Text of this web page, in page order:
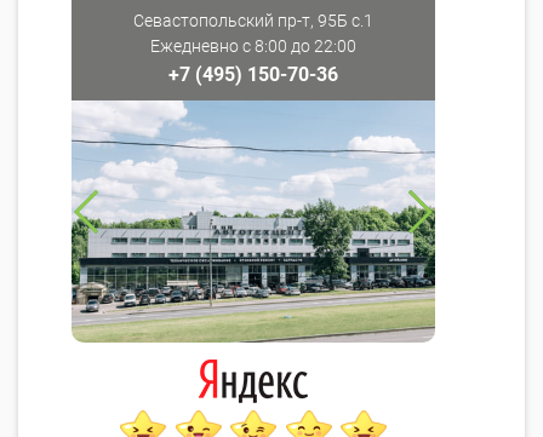
Севастопольский пр-т, 95Б с.1
Ежедневно с 8:00 до 22:00
+7 (495) 150-70-36